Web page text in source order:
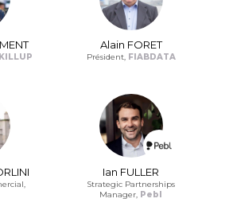
Alain FORET
Président, FIABDATA
Ian FULLER
Strategic Partnerships
Manager, Pebl